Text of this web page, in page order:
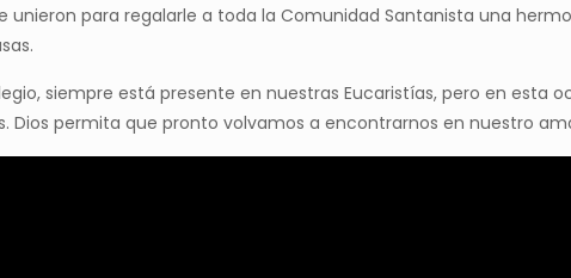
unieron para regalarle a toda la Comunidad Santanista una
siempre está presente en nuestras Eucaristías, pero en esta
Dios permita que pronto volvamos a encontrarnos en nuestro